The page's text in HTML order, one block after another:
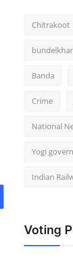
Chitrakoot
Banda
Crime
National
Yogi
Indian
Voting